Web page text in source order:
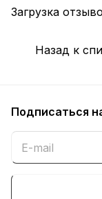
Загрузка
Назад к
Подписаться